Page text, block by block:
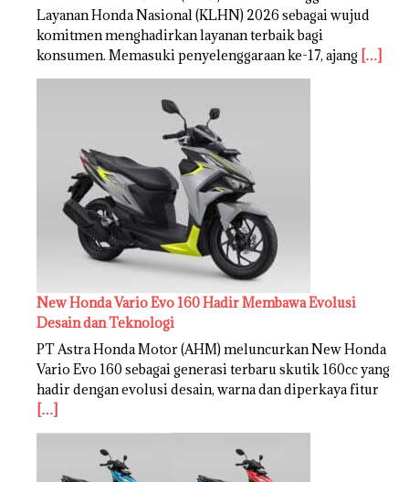
Layanan Honda Nasional (KLHN) 2026 sebagai wujud
komitmen menghadirkan layanan terbaik bagi
konsumen. Memasuki penyelenggaraan ke-17, ajang […]
New Honda Vario Evo 160 Hadir Membawa Evolusi
Desain dan Teknologi
PT Astra Honda Motor (AHM) meluncurkan New Honda
Vario Evo 160 sebagai generasi terbaru skutik 160cc yang
hadir dengan evolusi desain, warna dan diperkaya fitur
[…]